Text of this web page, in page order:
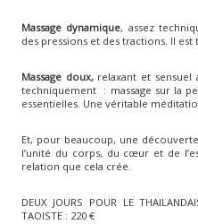
Massage dynamique, assez
des pressions et des tractions. Il
Massage doux,relaxant et sensuel
techniquement : massage sur la
essentielles. Une véritable
Et, pour beaucoup, une
l’unité du corps, du cœur et de
relation que cela crée.
DEUX JOURS POUR LE
TAOISTE : 220 €